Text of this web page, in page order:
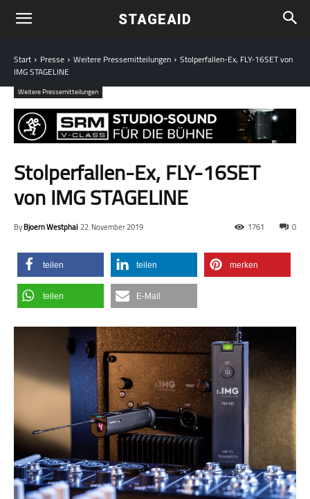
STAGEAID
Start Presse Weitere Pressemitteilungen Stolperfallen-Ex, FLY-16SET von
IMG STAGELINE
Weitere Pressemitteilungen
Stolperfallen-Ex, FLY-16SET
von IMG STAGELINE
ByBjoern Westphal22. November 2019 0
1761
teilen teilen merken
teilen E-Mail